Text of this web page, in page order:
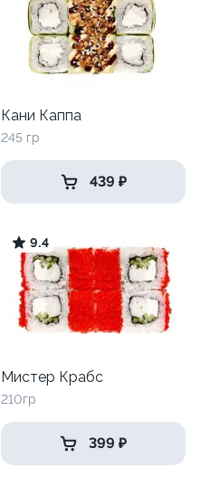
Кани Каппа
245 гр
439 ₽
9.4
Мистер Крабс
210гр
399 ₽